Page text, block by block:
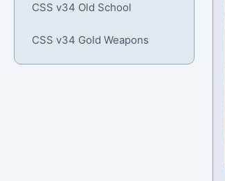
CSS v34 Old School
CSS v34 Gold Weapons